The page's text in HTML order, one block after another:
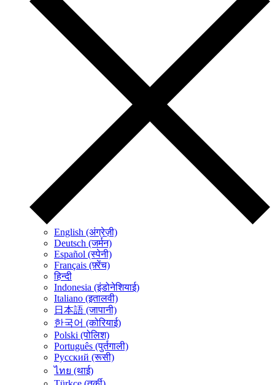
English (अंग्रेज़ी)
Deutsch (जर्मन)
Español (स्पेनी)
Français (फ़्रेंच)
हिन्दी
Indonesia (इंडोनेशियाई)
Italiano (इतालवी)
日本語 (जापानी)
한국어 (कोरियाई)
Polski (पोलिश)
Português (पुर्तगाली)
Русский (रूसी)
ไทย (थाई)